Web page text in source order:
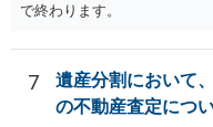
で終わります。
7
遺産分割において
の不動産査定につい